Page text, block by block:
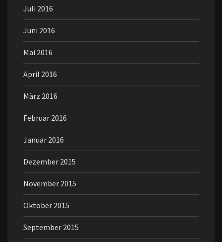
Juli 2016
Juni 2016
Mai 2016
April 2016
März 2016
Februar 2016
Januar 2016
Dezember 2015
November 2015
Oktober 2015
September 2015